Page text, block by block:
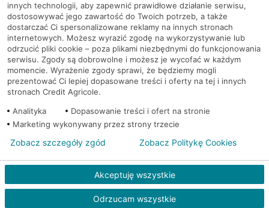
RODO
Regulamin serwisu
Mapa serwisu
PolitykaCookies
© 2026 Credit Agricole Bank Polska S.A. Wszelkie prawa zastrzeżone
innych technologii, aby zapewnić prawidłowe działanie serwisu,
dostosowywać jego zawartość do Twoich potrzeb, a także
dostarczać Ci spersonalizowane reklamy na innych stronach
internetowych. Możesz wyrazić zgodę na wykorzystywanie lub
odrzucić pliki cookie – poza plikami niezbędnymi do funkcjonowania
serwisu. Zgody są dobrowolne i możesz je wycofać w każdym
momencie. Wyrażenie zgody sprawi, że będziemy mogli
prezentować Ci lepiej dopasowane treści i oferty na tej i innych
stronach Credit Agricole.
Analityka
Dopasowanie treści i ofert na stronie
Marketing wykonywany przez strony trzecie
Akceptuję wszystkie
Odrzucam wszystkie
Zobacz szczegóły zgód Zobacz Politykę Cookies